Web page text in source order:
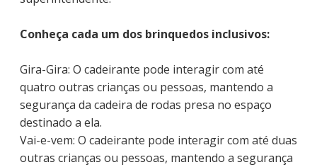
Conheça cada um dos brinquedos inclusivos:
Gira-Gira: O cadeirante pode interagir com até
quatro outras crianças ou pessoas, mantendo a
segurança da cadeira de rodas presa no espaço
destinado a ela.
Vai-e-vem: O cadeirante pode interagir com até duas
outras crianças ou pessoas, mantendo a segurança